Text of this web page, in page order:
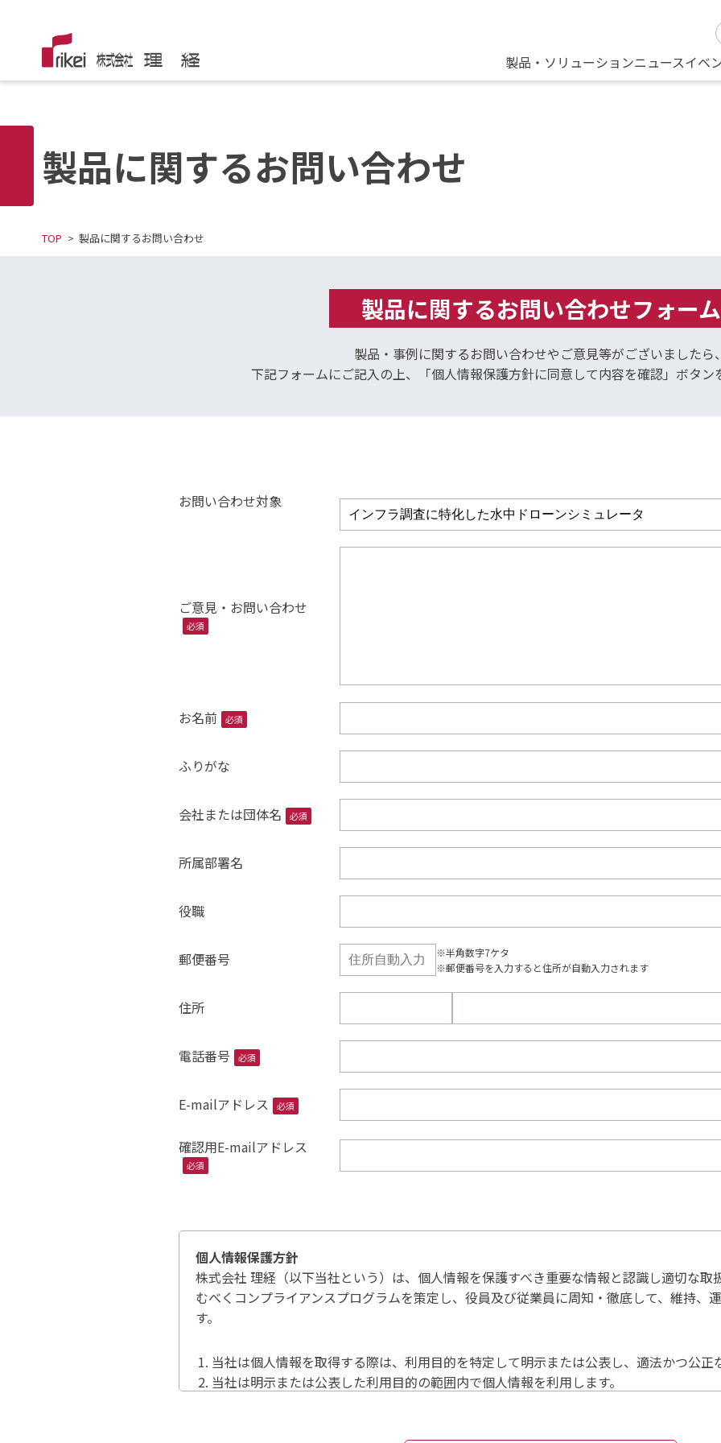
製品・ソリューションニュースイベ
製品に関するお問い合わせ
TOP 製品に関するお問い合わせ
製品に関するお問い合わせフォーム
製品・事例に関するお問い合わせやご意見等がございましたら、
下記フォームにご記入の上、「個人情報保護方針に同意して内容を確認」ボタン
お問い合わせ対象
ご意見・お問い合わせ
必須
お名前 必須
ふりがな
会社または団体名 必須
所属部署名
役職
郵便番号
※半角数字7ケタ
※郵便番号を入力すると住所が自動入力されます
住所
電話番号 必須
E-mailアドレス 必須
確認用E-mailアドレス
必須
個人情報保護方針
株式会社 理経（以下当社という）は、個人情報を保護すべき重要な情報と認識し適切な取
むべくコンプライアンスプログラムを策定し、役員及び従業員に周知・徹底して、維持、
す。
当社は個人情報を取得する際は、利用目的を特定して明示または公表し、適法かつ公正
当社は明示または公表した利用目的の範囲内で個人情報を利用します。